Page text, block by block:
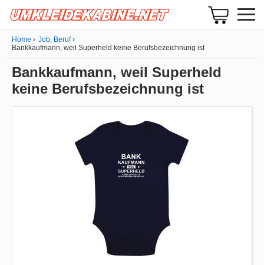
Home
Job, Beruf
Bankkaufmann, weil Superheld keine Berufsbezeichnung ist
Bankkaufmann, weil Superheld
keine Berufsbezeichnung ist